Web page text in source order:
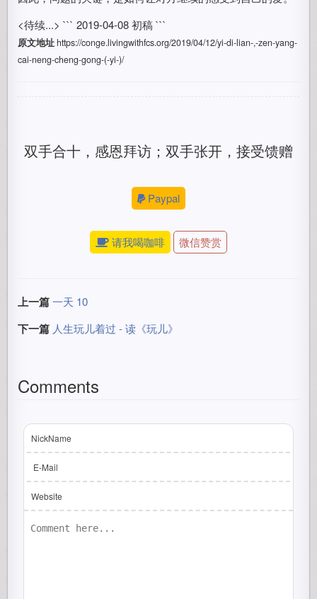
<待续...> ``` 2019-04-08 初稿 ```
原文地址https://conge.livingwithfcs.org/2019/04/12/yi-di-lian-,-zen-yang-
cai-neng-cheng-gong-(-yi-)/
双手合十，感恩拜访；双手张开，接受馈赠
Paypal
请我喝咖啡 微信赞赏
上一篇 一天 10
下一篇 人生玩儿着过 - 读《玩儿》
Comments
NickName
E-Mail
Website